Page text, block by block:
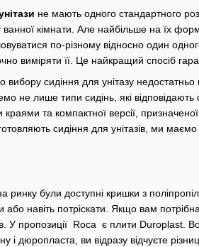
не мають одного стандартного
ванної кімнати. Але найбільше на їх
по-різному відносно один
виміряти її. Це найкращий спосіб
вибору сидіння для унітазу
не лише типи сидінь, які відповідають
та компактної версії,
сидіння для унітазів, ми маємо
ринку були доступні кришки з
навіть потріскати. Якщо вам
У пропозиції Roca є плити Duroplast.
і дюропласта, ви відразу відчуєте